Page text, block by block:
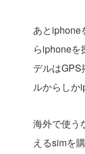
あとiphone
らiphoneを
デルは
ルからしか
海外で使う
えるsimを